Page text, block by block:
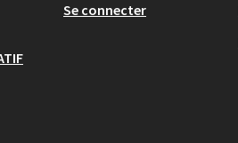
Se connecter